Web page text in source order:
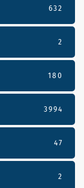
632
2
180
3994
47
2